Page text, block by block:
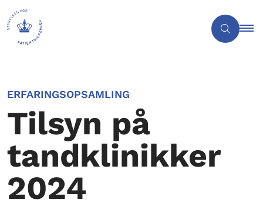
ERFARINGSOPSAMLING
Tilsyn på
tandklinikker
2024